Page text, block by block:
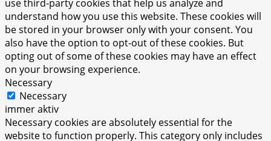
use third-party cookies that help us analyze and
understand how you use this website. These cookies will
be stored in your browser only with your consent. You
also have the option to opt-out of these cookies. But
opting out of some of these cookies may have an effect
on your browsing experience.
Necessary
Necessary
immer aktiv
Necessary cookies are absolutely essential for the
website to function properly. This category only includes